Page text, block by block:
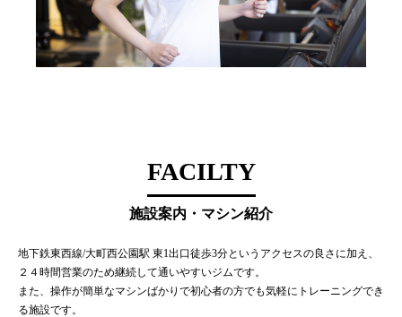
FACILTY
施設案内・マシン紹介
地下鉄東西線/大町西公園駅 東1出口徒歩3分というアクセスの良さに加え、
２４時間営業のため継続して通いやすいジムです。
また、操作が簡単なマシンばかりで初心者の方でも気軽にトレーニングでき
る施設です。